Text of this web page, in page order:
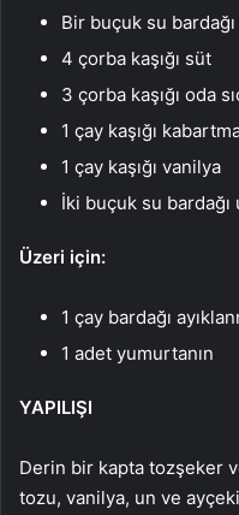
Bir buçuk su
4 çorba kaşığı süt
3 çorba kaşığı oda
1 çay kaşığı
1 çay kaşığı vanilya
İki buçuk su bardağı
Üzeri için:
1 çay bardağı
1 adet yumurtanın
YAPILIŞI
Derin bir kapta tozşeker
tozu, vanilya, un ve